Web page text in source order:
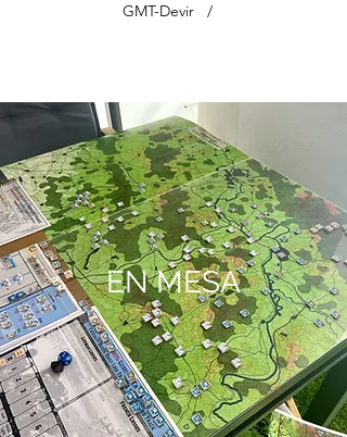
GMT-Devir /
EN MESA